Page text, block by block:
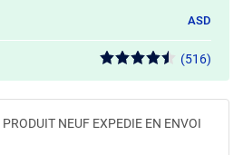
ASD
(516)
PRODUIT NEUF EXPEDIE EN ENVOI